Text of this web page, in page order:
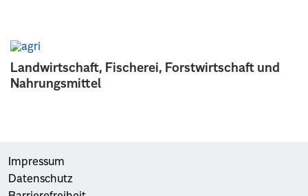
Landwirtschaft, Fischerei, Forstwirtschaft und
Nahrungsmittel
Impressum
Datenschutz